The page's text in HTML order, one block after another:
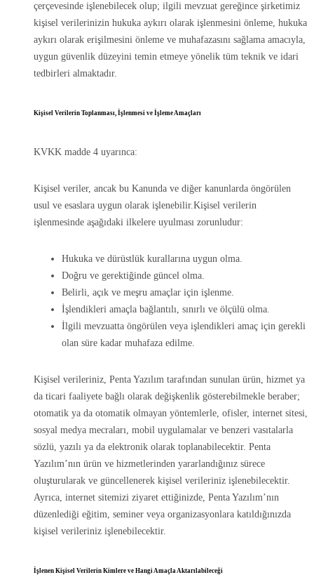
çerçevesinde işlenebilecek olup; ilgili mevzuat gereğince şirketimiz
kişisel verilerinizin hukuka aykırı olarak işlenmesini önleme, hukuka
aykırı olarak erişilmesini önleme ve muhafazasını sağlama amacıyla,
uygun güvenlik düzeyini temin etmeye yönelik tüm teknik ve idari
tedbirleri almaktadır.
Kişisel Verilerin Toplanması, İşlenmesi ve İşleme Amaçları
KVKK madde 4 uyarınca:
Kişisel veriler, ancak bu Kanunda ve diğer kanunlarda öngörülen
usul ve esaslara uygun olarak işlenebilir.Kişisel verilerin
işlenmesinde aşağıdaki ilkelere uyulması zorunludur:
Hukuka ve dürüstlük kurallarına uygun olma.
Doğru ve gerektiğinde güncel olma.
Belirli, açık ve meşru amaçlar için işlenme.
İşlendikleri amaçla bağlantılı, sınırlı ve ölçülü olma.
İlgili mevzuatta öngörülen veya işlendikleri amaç için gerekli
olan süre kadar muhafaza edilme.
Kişisel verileriniz, Penta Yazılım tarafından sunulan ürün, hizmet ya
da ticari faaliyete bağlı olarak değişkenlik gösterebilmekle beraber;
otomatik ya da otomatik olmayan yöntemlerle, ofisler, internet sitesi,
sosyal medya mecraları, mobil uygulamalar ve benzeri vasıtalarla
sözlü, yazılı ya da elektronik olarak toplanabilecektir. Penta
Yazılım’nın ürün ve hizmetlerinden yararlandığınız sürece
oluşturularak ve güncellenerek kişisel verileriniz işlenebilecektir.
Ayrıca, internet sitemizi ziyaret ettiğinizde, Penta Yazılım’nın
düzenlediği eğitim, seminer veya organizasyonlara katıldığınızda
kişisel verileriniz işlenebilecektir.
İşlenen Kişisel Verilerin Kimlere ve Hangi Amaçla Aktarılabileceği